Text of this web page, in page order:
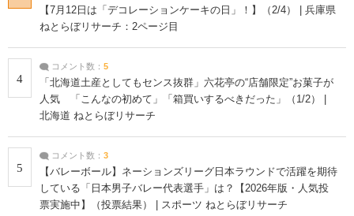
【7月12日は「デコレーションケーキの日」！】（2/4） | 兵庫県
ねとらぼリサーチ：2ページ目
4
コメント数： 5
「北海道土産としてもセンス抜群」六花亭の“店舗限定”お菓子が
人気 「こんなの初めて」「箱買いするべきだった」（1/2） |
北海道 ねとらぼリサーチ
5
コメント数： 3
【バレーボール】ネーションズリーグ日本ラウンドで活躍を期待
している「日本男子バレー代表選手」は？【2026年版・人気投
票実施中】（投票結果） | スポーツ ねとらぼリサーチ